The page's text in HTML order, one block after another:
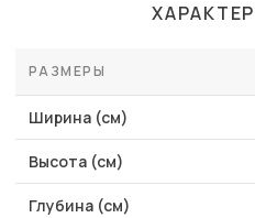
РАЗМЕРЫ
Ширина (см)
Высота (см)
Глубина (см)